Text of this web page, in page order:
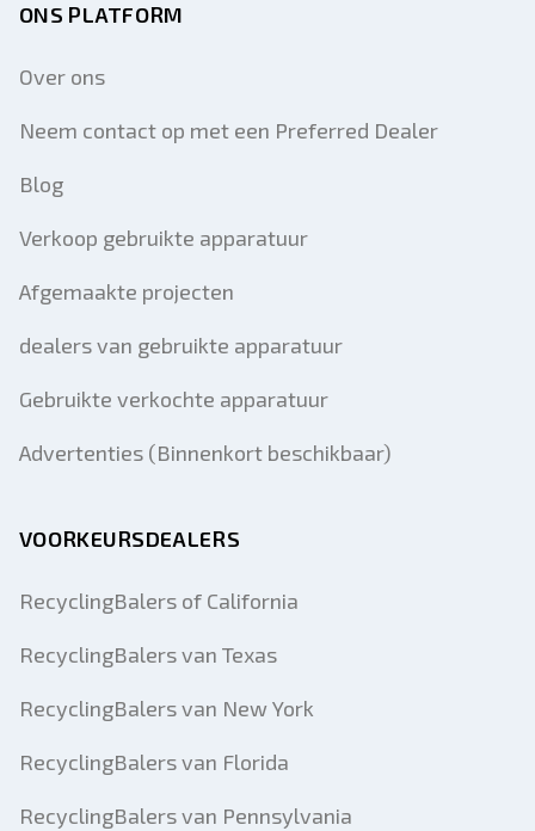
ONS PLATFORM
Over ons
Neem contact op met een Preferred Dealer
Blog
Verkoop gebruikte apparatuur
Afgemaakte projecten
dealers van gebruikte apparatuur
Gebruikte verkochte apparatuur
Advertenties (Binnenkort beschikbaar)
VOORKEURSDEALERS
RecyclingBalers of California
RecyclingBalers van Texas
RecyclingBalers van New York
RecyclingBalers van Florida
RecyclingBalers van Pennsylvania